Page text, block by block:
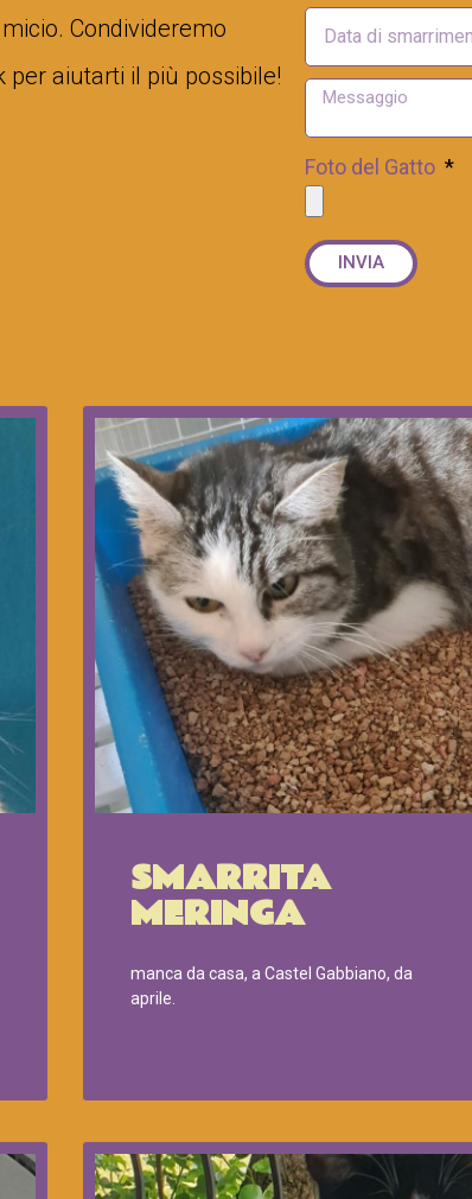
Condivideremo
aiutarti il più possibile!
Foto del Gatto
INVIA
SMARRITA
MERINGA
manca da casa, a Castel Gabbiano, da
aprile.